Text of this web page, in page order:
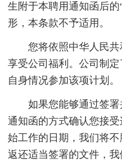
生附于本聘用通知函后
形，本条款不予适用。
您将依照中华人民共
享受公司福利。公司制
自身情况参加该项计划。
如果您能够通过签
通知函的方式确认您接
始工作的日期，我们将
返还适当签署的文件，